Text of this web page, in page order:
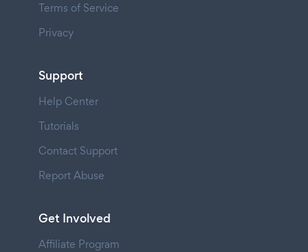
Terms of Service
Privacy
Support
Help Center
Tutorials
Contact Support
Report Abuse
Get Involved
Affiliate Program